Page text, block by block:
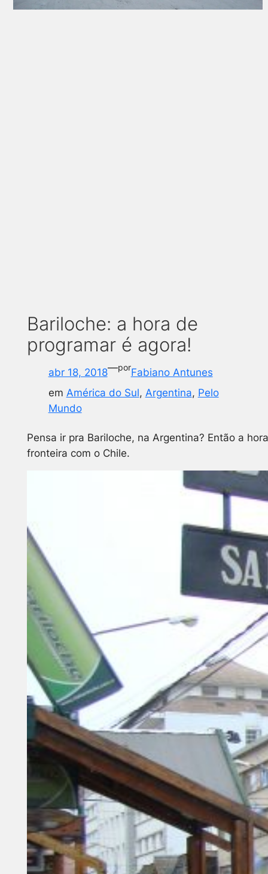
Bariloche: a hora de
programar é agora!
abr 18, 2018—porFabiano Antunes
em América do Sul, Argentina, Pelo
Mundo
Pensa ir pra Bariloche, na Argentina? Então a
fronteira com o Chile.